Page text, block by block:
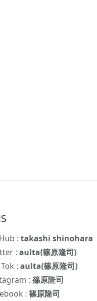
:takashi shinohara
:aulta(篠原隆司)
:aulta(篠原隆司)
:篠原隆司
:篠原隆司